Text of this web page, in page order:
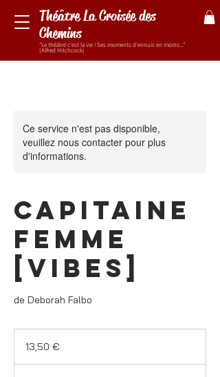
Théâtre La Croisée des
Chemins
"Le théâtre c'est la vie ! Ses moments d'ennuis en moins..."
(Alfred Hitchcock)
Ce service n'est pas disponible,
veuillez nous contacter pour plus
d'informations.
CAPITAINE
FEMME
[Vibes]
de Deborah Falbo
13,50 €